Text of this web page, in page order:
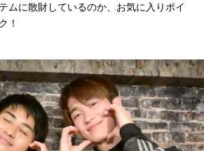
ムに散財しているのか、お気に入りポイ
！